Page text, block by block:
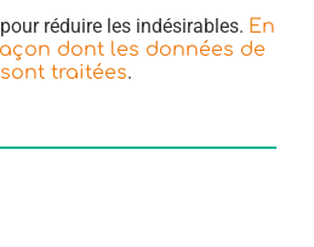
réduire les indésirables. En
dont les données de
traitées.